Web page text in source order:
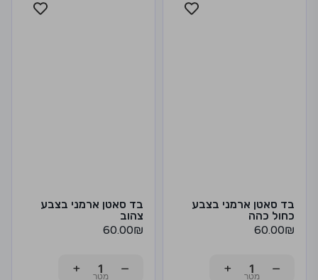
בד סאטן ארמני בצבע
כחול כהה
60.00₪
−
+
בד סאטן ארמני בצבע
צהוב
60.00₪
−
+